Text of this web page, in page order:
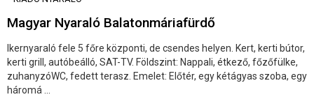
Magyar Nyaraló Balatonmáriafürdő
Ikernyaraló fele 5 főre központi, de csendes helyen. Kert, kerti bútor,
kerti grill, autóbeálló, SAT-TV. Földszint: Nappali, étkező, főzőfülke,
zuhanyzóWC, fedett terasz. Emelet: Előtér, egy kétágyas szoba, egy
háromá ...